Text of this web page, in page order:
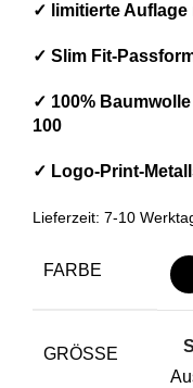
✓ limitierte Auflage
✓ Slim Fit-
✓ 100%
100
✓ Logo-Print-
Lieferzeit: 7-10
FARBE
GRÖSSE S